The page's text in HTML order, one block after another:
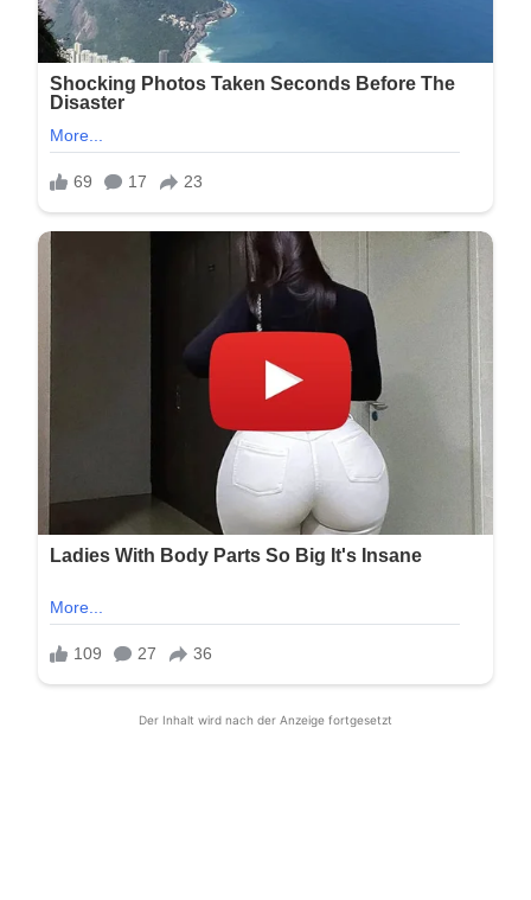
Der Inhalt wird nach der Anzeige fortgesetzt